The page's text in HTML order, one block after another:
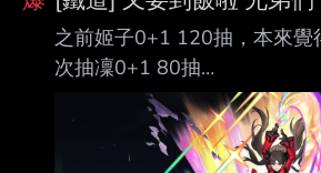
之前姬子0+1 120抽，本來覺
次抽凜0+1 80抽
https://i.imgur.com/
https://i.imgur.com/
https://i.imgur.com/